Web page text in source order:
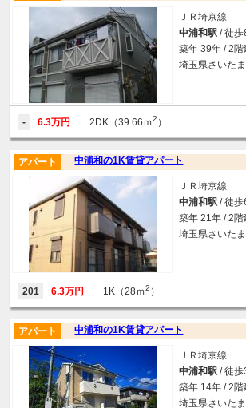
ＪＲ埼京線
中浦和駅 / 徒歩
築年 39年 / 2階
埼玉県さいた
- 6.3万円 2DK（39.66ｍ2 ）
中浦和の1K賃貸アパート
アパート
ＪＲ埼京線
中浦和駅 / 徒歩
築年 21年 / 2階
埼玉県さいた
201 6.3万円 1K（28ｍ2 ）
中浦和の1K賃貸アパート
アパート
ＪＲ埼京線
中浦和駅 / 徒歩
築年 14年 / 2階
埼玉県さいた